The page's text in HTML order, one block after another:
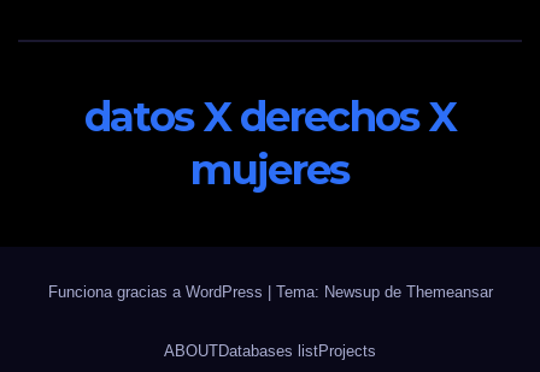
datos X derechos X
mujeres
Funciona gracias a WordPress Tema: Newsup de Themeansar
ABOUTDatabases listProjects